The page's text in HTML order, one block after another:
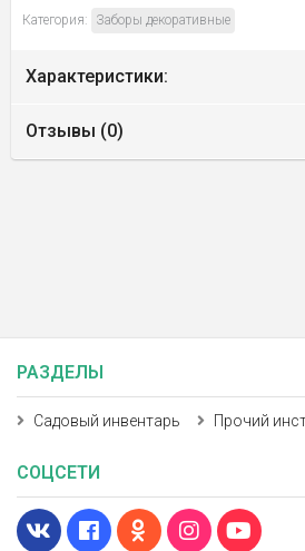
Категория: Заборы декоративные
Характеристики:
Отзывы (0)
РАЗДЕЛЫ
Садовый инвентарь Прочий
СОЦСЕТИ